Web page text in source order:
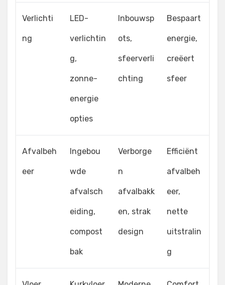
Verlichti
ng
LED-
verlichtin
g,
zonne-
energie
opties
Inbouwsp
ots,
sfeerverli
chting
Bespaart
energie,
creëert
sfeer
Afvalbeh
eer
Ingebou
wde
afvalsch
eiding,
compost
bak
Verborge
n
afvalbakk
en, strak
design
Efficiënt
afvalbeh
eer,
nette
uitstralin
g